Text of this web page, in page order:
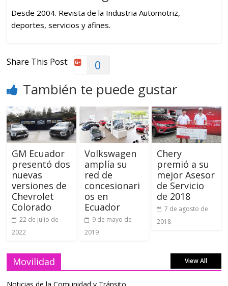
Desde 2004. Revista de la Industria Automotriz,
deportes, servicios y afines.
Share This Post: 0
También te puede gustar
GM Ecuador
presentó dos
nuevas
versiones de
Chevrolet
Colorado
22 de julio de
2022
Volkswagen
amplía su
red de
concesionari
os en
Ecuador
9 de mayo de
2019
Chery
premió a su
mejor Asesor
de Servicio
de 2018
7 de agosto de
2018
Movilidad View All